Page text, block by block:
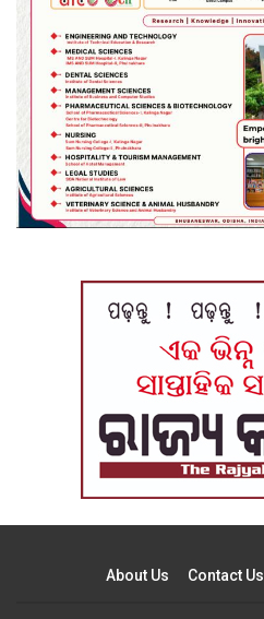
About Us Contact Us